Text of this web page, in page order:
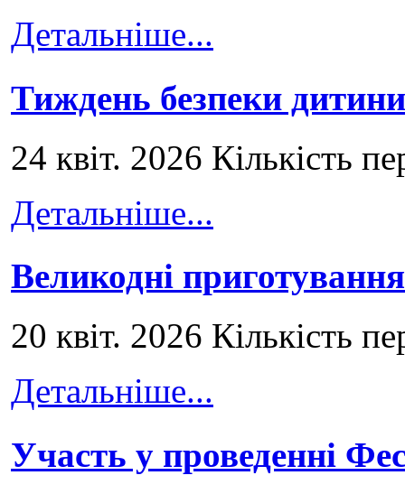
Детальніше...
Тиждень безпеки
24 квіт. 2026 Кількість
Детальніше...
Великодні приготування
20 квіт. 2026 Кількість
Детальніше...
Участь у проведенні